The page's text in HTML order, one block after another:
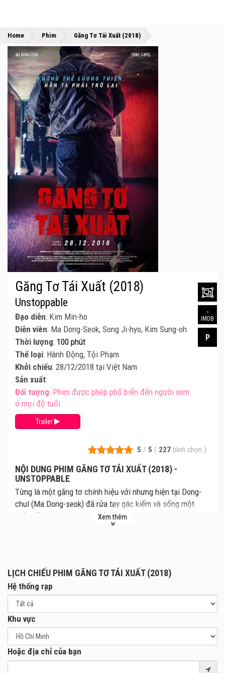
Home »
Phim »
Găng Tơ Tái Xuất (2018)
5 / 5 ( 227 bình chọn )
NỘI DUNG PHIM GĂNG TƠ TÁI XUẤT (2018) -
UNSTOPPABLE
Từng là một găng tơ chính hiệu với nhưng hiện tại Dong-
chul (Ma Dong-seok) đã rửa tay gác kiếm và sống một
cuộc đời yên bình bên người vợ hiền Ji-soo (Song Ji-hyo).
Mọi chuyện đột nhiên đảo lộn khi một ngày, Dong-chul
nào. “Không thể lương thiện, hắn ta phải trở lại.” – câu đề
từ hứa hẹn một màn “tái xuất giang hồ” gây rúng động của
“quái vật” khét tiếng năm xưa.
Xem thêm
Găng Tơ Tái Xuất (2018)
Unstoppable
Đạo diễn: Kim Min-ho
Diễn viên: Ma Dong-Seok, Song Ji-hyo, Kim Sung-oh
Thời lượng: 100 phút
Thể loại: Hành Động, Tội Phạm
Khởi chiếu: 28/12/2018 tại Việt Nam
Sản xuất:
Đối tượng: Phim được phép phổ biến đến người xem
ở mọi độ tuổi
Trailer
-
IMDB
P
LỊCH CHIẾU PHIM GĂNG TƠ TÁI XUẤT (2018)
Hệ thống rạp
Khu vực
Hoặc địa chỉ của bạn